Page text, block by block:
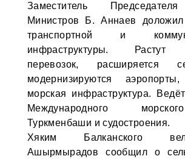
Заместитель
Министров Б. Аннаев
транспортной и
инфраструктуры. Растут
перевозок, расширяется
модернизируются
морская инфраструктура.
Международного
Туркменбаши и судостроения.
Хяким Балканского
Ашырмырадов сообщил о